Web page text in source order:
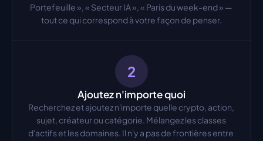
Portefeuille », « Secteur IA », « Paris du week-end » —
tout ce qui correspond à votre façon de penser.
2
Ajoutez n'importe quoi
Recherchez et ajoutez n'importe quelle crypto, action,
sujet, créateur ou catégorie. Mélangez les classes
d'actifs et les domaines. Il n'y a pas de frontières entre